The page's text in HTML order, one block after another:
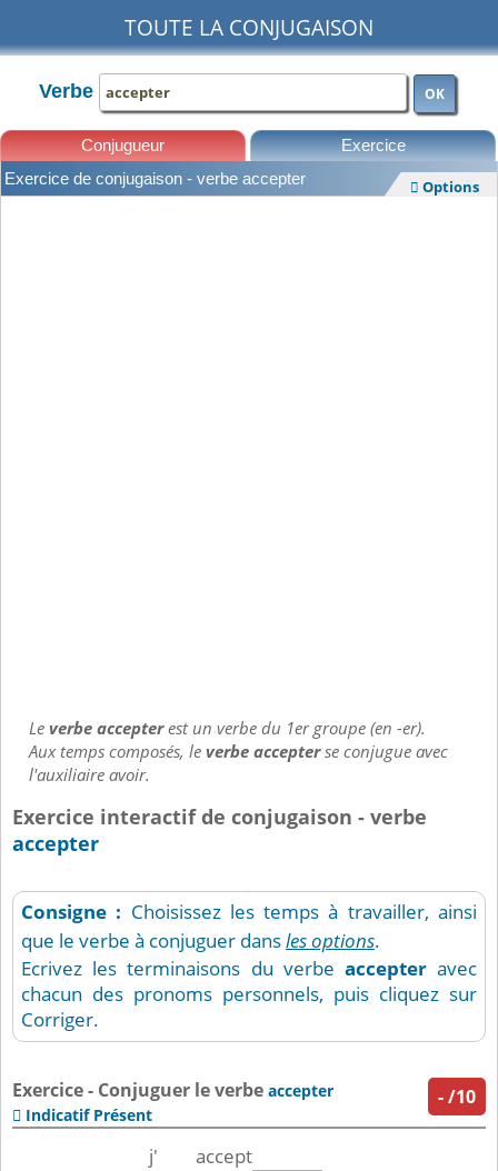
TOUTE LA CONJUGAISON
Verbe OK
Conjugueur Exercice
Exercice de conjugaison - verbe accepter  Options
Leverbe accepterest un verbe du 1er groupe (en -er).
Aux temps composés, leverbe accepterse conjugue avec
l'auxiliaire avoir.
Exercice interactif de conjugaison - verbe
accepter
Consigne : Choisissez les temps à travailler, ainsi
que le verbe à conjuguer dansles options.
Ecrivez les terminaisons du verbe accepteravec
chacun des pronoms personnels, puis cliquez sur
Corriger.
-/10
Exercice - Conjuguer le verbe accepter
 Indicatif Présent
j'
accept